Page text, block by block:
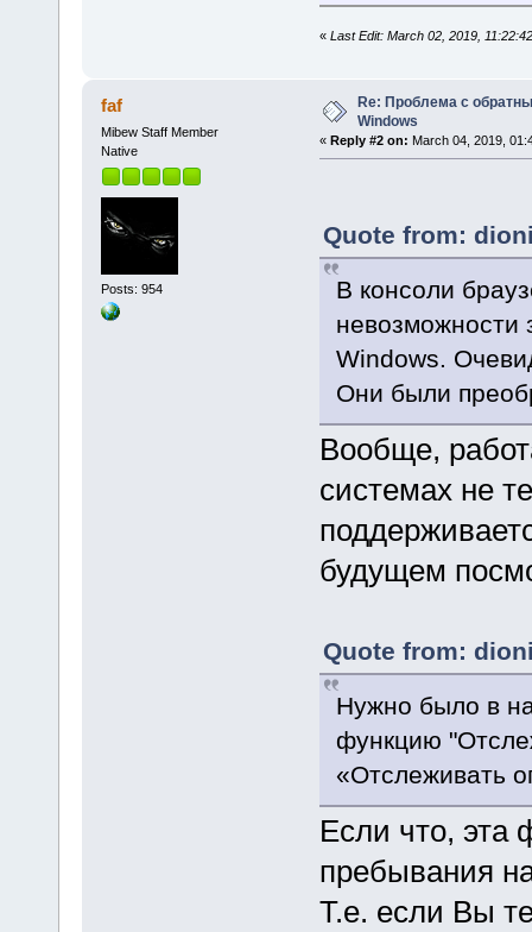
« Last Edit: March 02, 2019,
faf
Mibew Staff Member
Native
Posts: 954
Re: Проблема с
Windows
« Reply #2 on: March 04, 2019,
Quote from:
В консоли
невозможности
Windows.
Они были
Вообще,
системах не
будущем
Quote from:
Нужно было в
функцию
«Отслеживать
Если что, эта
пребывания
Т.е. если Вы